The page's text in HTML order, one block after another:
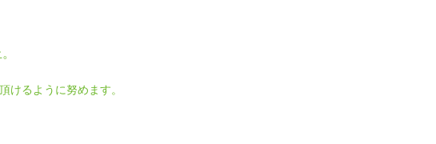
けるように努めます。